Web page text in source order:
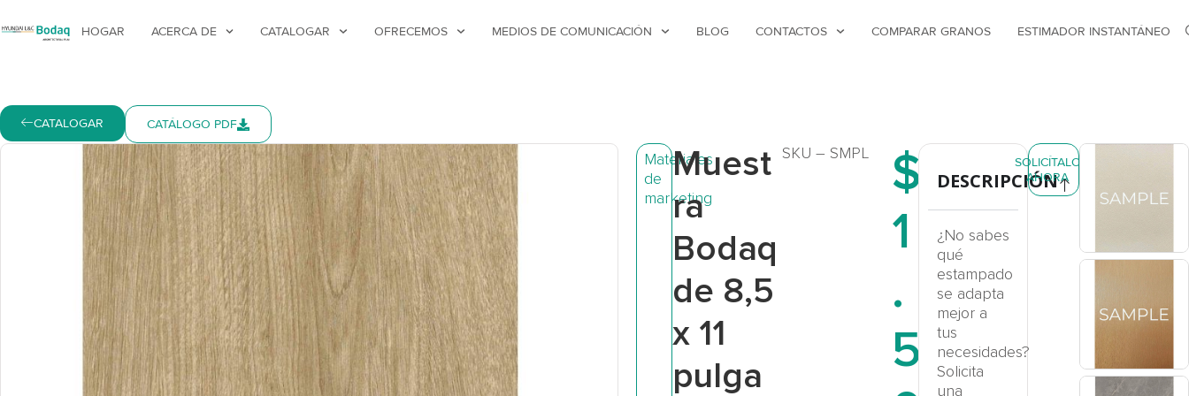
HOGAR ACERCA DE CATALOGAR OFRECEMOS MEDIOS DE COMUNICACIÓN BLOG CONTACTOS COMPARAR GRANOS ESTIMADOR INSTANTÁNEO
CATALOGAR CATÁLOGO PDF
Materiales
de
marketing
Muest
ra
Bodaq
de 8,5
x 11
pulga
SKU – SMPL
$
1
.
5
DESCRIPCIÓN
¿No sabes
qué
estampado
se adapta
mejor a
tus
necesidades?
Solicita
una
SOLICÍTALO
AHORA